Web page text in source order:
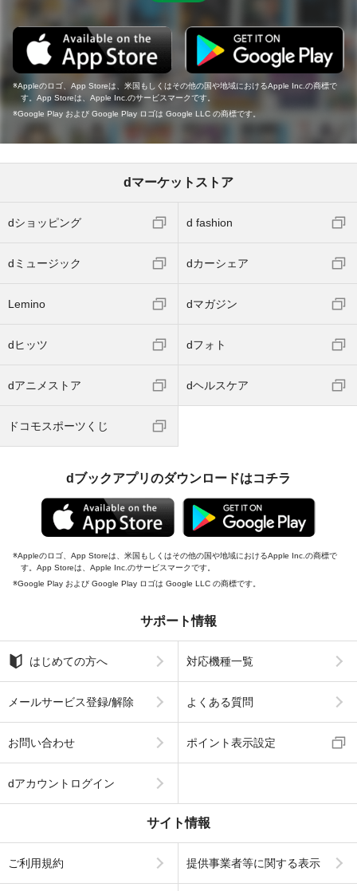
Appleのロゴ、App Storeは、米国もしくはその他の国や地域におけるApple Inc.の商標で
す。App Storeは、Apple Inc.のサービスマークです。
Google Play および Google Play ロゴは Google LLC の商標です。
dマーケットストア
dショッピング d fashion
dミュージック dカーシェア
Lemino dマガジン
dヒッツ dフォト
dアニメストア dヘルスケア
ドコモスポーツくじ
dブックアプリのダウンロードはコチラ
Appleのロゴ、App Storeは、米国もしくはその他の国や地域におけるApple Inc.の商標で
す。App Storeは、Apple Inc.のサービスマークです。
Google Play および Google Play ロゴは Google LLC の商標です。
サポート情報
はじめての方へ 対応機種一覧
メールサービス登録/解除 よくある質問
お問い合わせ ポイント表示設定
dアカウントログイン
サイト情報
ご利用規約 提供事業者等に関する表示